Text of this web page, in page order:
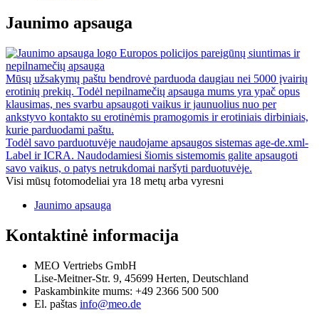
Jaunimo apsauga
Europos policijos pareigūnų siuntimas ir
nepilnamečių apsauga
Mūsų užsakymų paštu bendrovė parduoda daugiau nei 5000 įvairių
erotinių prekių. Todėl nepilnamečių apsauga mums yra ypač opus
klausimas, nes svarbu apsaugoti vaikus ir jaunuolius nuo per
ankstyvo kontakto su erotinėmis pramogomis ir erotiniais dirbiniais,
kurie parduodami paštu.
Todėl savo parduotuvėje naudojame apsaugos sistemas age-de.xml-
Label ir ICRA. Naudodamiesi šiomis sistemomis galite apsaugoti
savo vaikus, o patys netrukdomai naršyti parduotuvėje.
Visi mūsų fotomodeliai yra 18 metų arba vyresni
Jaunimo apsauga
Kontaktinė informacija
MEO Vertriebs GmbH
Lise-Meitner-Str. 9, 45699 Herten, Deutschland
Paskambinkite mums: +49 2366 500 500
El. paštas info@meo.de